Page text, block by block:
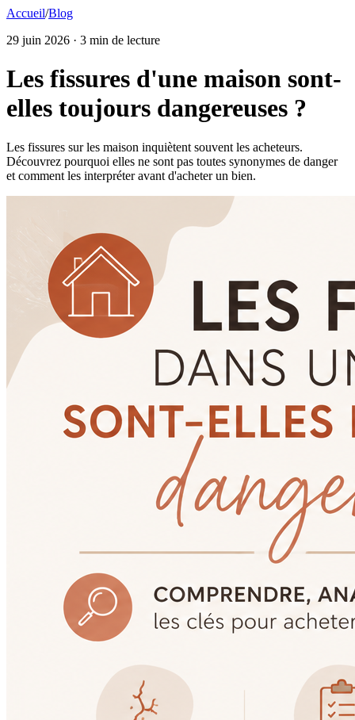
Accueil/Blog
29 juin 2026 · 3 min de lecture
Les fissures d'une maison sont-
elles toujours dangereuses ?
Les fissures sur les maison inquiètent souvent les acheteurs.
Découvrez pourquoi elles ne sont pas toutes synonymes de danger
et comment les interpréter avant d'acheter un bien.